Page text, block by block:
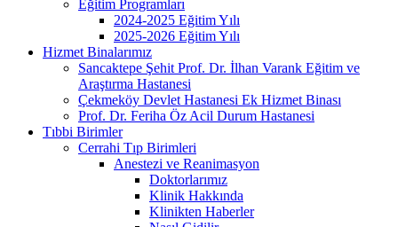
Eğitim Programları
2024-2025 Eğitim Yılı
2025-2026 Eğitim Yılı
Hizmet Binalarımız
Sancaktepe Şehit Prof. Dr. İlhan Varank Eğitim ve
Araştırma Hastanesi
Çekmeköy Devlet Hastanesi Ek Hizmet Binası
Prof. Dr. Feriha Öz Acil Durum Hastanesi
Tıbbi Birimler
Cerrahi Tıp Birimleri
Anestezi ve Reanimasyon
Doktorlarımız
Klinik Hakkında
Klinikten Haberler